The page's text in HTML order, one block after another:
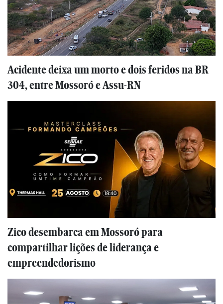
Acidente deixa um morto e dois feridos na BR
304, entre Mossoró e Assu-RN
Zico desembarca em Mossoró para
compartilhar lições de liderança e
empreendedorismo